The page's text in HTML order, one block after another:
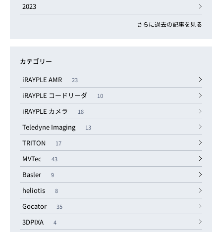
2023
さらに過去の記事を見る
カテゴリー
iRAYPLE AMR
23
iRAYPLE コードリーダ 10
iRAYPLE カメラ 18
Teledyne Imaging 13
TRITON 17
MVTec 43
Basler 9
heliotis 8
Gocator 35
3DPIXA 4